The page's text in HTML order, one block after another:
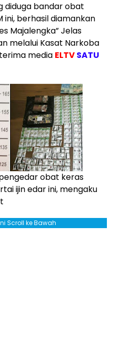
diduga bandar obat
ini, berhasil diamankan
Majalengka” Jelas
melalui Kasat Narkoba
media ELTVSATU
obat keras
ijin edar ini, mengaku
Scroll ke Bawah